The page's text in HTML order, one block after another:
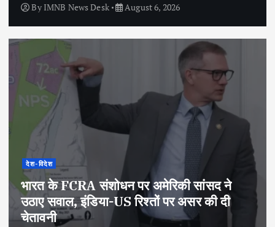
By IMNB News Desk August 6, 2026
देश-विदेश
भारत के FCRA संशोधन पर अमेरिकी सांसद ने
उठाए सवाल, इंडिया-US रिश्तों पर असर की दी
चेतावनी